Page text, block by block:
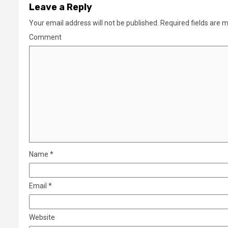
Leave a Reply
Your email address will not be published. Required fields are
Comment
Name *
Email *
Website